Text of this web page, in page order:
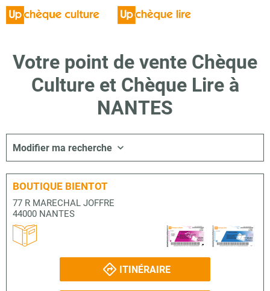
Votre point de vente Chèque
Culture et Chèque Lire à
NANTES
Modifier ma recherche
BOUTIQUE BIENTOT
77 R MARECHAL JOFFRE
44000 NANTES
ITINÉRAIRE